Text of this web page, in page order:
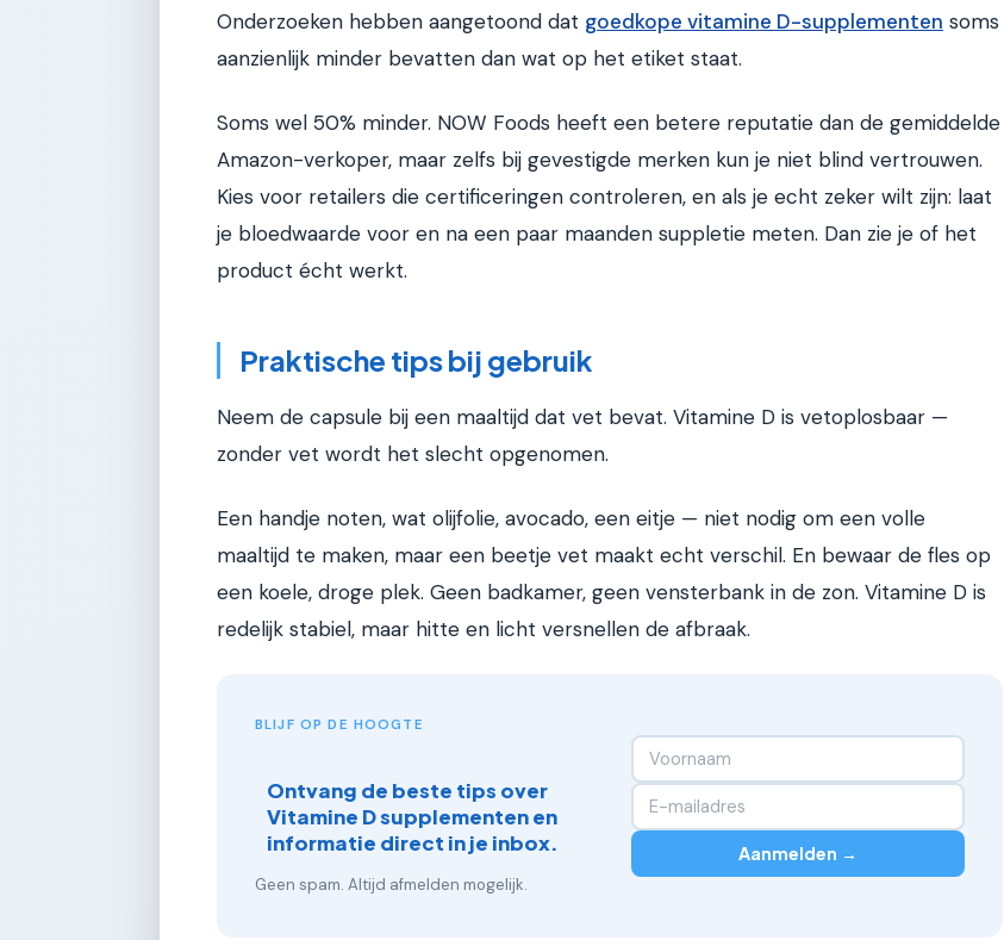
Onderzoeken hebben aangetoond dat goedkope vitamine D-supplementen soms
aanzienlijk minder bevatten dan wat op het etiket staat.
Soms wel 50% minder. NOW Foods heeft een betere reputatie dan de gemiddelde
Amazon-verkoper, maar zelfs bij gevestigde merken kun je niet blind vertrouwen.
Kies voor retailers die certificeringen controleren, en als je echt zeker wilt zijn: laat
je bloedwaarde voor en na een paar maanden suppletie meten. Dan zie je of het
product écht werkt.
Praktische tips bij gebruik
Neem de capsule bij een maaltijd dat vet bevat. Vitamine D is vetoplosbaar —
zonder vet wordt het slecht opgenomen.
Een handje noten, wat olijfolie, avocado, een eitje — niet nodig om een volle
maaltijd te maken, maar een beetje vet maakt echt verschil. En bewaar de fles op
een koele, droge plek. Geen badkamer, geen vensterbank in de zon. Vitamine D is
redelijk stabiel, maar hitte en licht versnellen de afbraak.
BLIJF OP DE HOOGTE
Ontvang de beste tips over
Vitamine D supplementen en
informatie direct in je inbox.
Geen spam. Altijd afmelden mogelijk.
Aanmelden →